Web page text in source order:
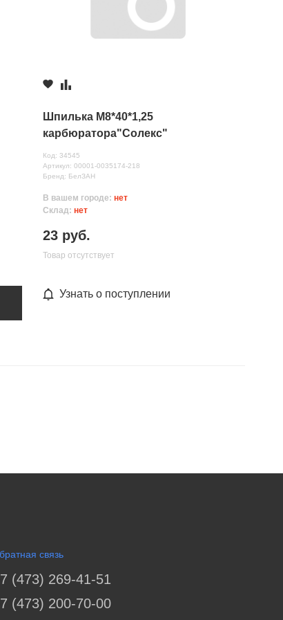
Шпилька М8*40*1,25
карбюратора"Солекс"
Код: 34545
Артикул: 00001-0035174-218
Бренд: БелЗАН
В вашем городе: нет
Склад: нет
23 руб.
Товар отсутствует
Узнать о поступлении
связь
(473) 269-41-51
(473) 200-70-00